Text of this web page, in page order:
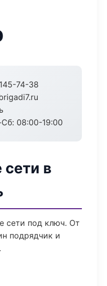
74-38
08:00-19:00
в
сети под ключ. От
подрядчик и